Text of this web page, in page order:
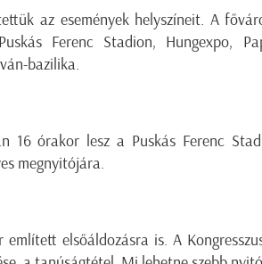
az események helyszíneit. A
Ferenc Stadion, Hungexpo,
bazilika.
16 órakor lesz a Puskás Ferenc
megnyitójára.
elsőáldozásra is. A